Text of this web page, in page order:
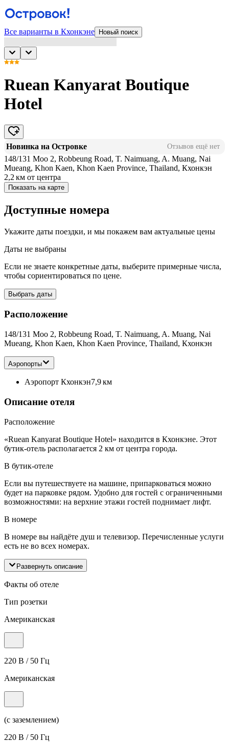
Все варианты в Кхонкэне Новый поиск
Ruean Kanyarat Boutique
Hotel
Новинка на Островке Отзывов ещё нет
148/131 Moo 2, Robbeung Road, T. Naimuang, A. Muang, Nai
Mueang, Khon Kaen, Khon Kaen Province, Thailand, Кхонкэн
2,2 км от центра
Показать на карте
Доступные номера
Укажите даты поездки, и мы покажем вам актуальные цены
Даты не выбраны
Если не знаете конкретные даты, выберите примерные числа,
чтобы сориентироваться по цене.
Выбрать даты
Расположение
148/131 Moo 2, Robbeung Road, T. Naimuang, A. Muang, Nai
Mueang, Khon Kaen, Khon Kaen Province, Thailand, Кхонкэн
Аэропорты
Аэропорт Кхонкэн7,9 км
Описание отеля
Расположение
«Ruean Kanyarat Boutique Hotel» находится в Кхонкэне. Этот
бутик-отель располагается 2 км от центра города.
В бутик-отеле
Если вы путешествуете на машине, припарковаться можно
будет на парковке рядом. Удобно для гостей с ограниченными
возможностями: на верхние этажи гостей поднимает лифт.
В номере
В номере вы найдёте душ и телевизор. Перечисленные услуги
есть не во всех номерах.
Развернуть описание
Факты об отеле
Тип розетки
Американская
220 В / 50 Гц
Американская
(с заземлением)
220 В / 50 Гц